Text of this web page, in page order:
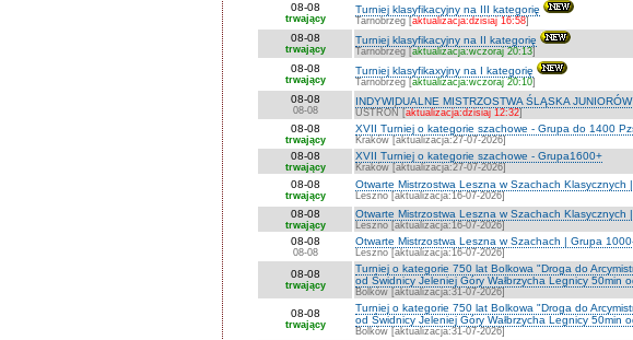
08-08
trwający
Turniej klasyfikacyjny na III kategorię
Tarnobrzeg [aktualizacja:dzisiaj 16:58]
08-08
trwający
Turniej klasyfikacyjny na II kategorię
Tarnobrzeg [aktualizacja:wczoraj 20:13]
08-08
trwający
Turniej klasyfikaxyjny na I kategorię
Tarnobrzeg [aktualizacja:wczoraj 20:10]
08-08
08-08
INDYWIDUALNE MISTRZOSTWA ŚLĄSKA
USTROŃ [aktualizacja:dzisiaj 12:32]
08-08
trwający
XVII Turniej o kategorie szachowe - Grupa do 1400
Kraków [aktualizacja:27-07-2026]
08-08
trwający
XVII Turniej o kategorie szachowe - Grupa1600+
Kraków [aktualizacja:27-07-2026]
08-08
trwający
Otwarte Mistrzostwa Leszna w Szachach Klasycznych
Leszno [aktualizacja:16-07-2026]
08-08
trwający
Otwarte Mistrzostwa Leszna w Szachach Klasycznych
Leszno [aktualizacja:16-07-2026]
08-08
08-08
Otwarte Mistrzostwa Leszna w Szachach | Grupa
Leszno [aktualizacja:16-07-2026]
08-08
trwający
Turniej o kategorie 750 lat Bolkowa "Droga do
od Świdnicy Jeleniej Góry Wałbrzycha Legnicy 50min
Bolków [aktualizacja:31-07-2026]
08-08
trwający
Turniej o kategorie 750 lat Bolkowa "Droga do
od Świdnicy Jeleniej Góry Wałbrzycha Legnicy 50min
Bolków [aktualizacja:31-07-2026]